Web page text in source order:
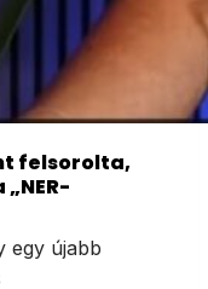
felsorolta,
egy újabb